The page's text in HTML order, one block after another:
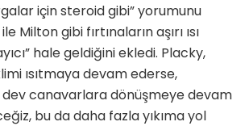
için steroid gibi” yorumunu
Milton gibi fırtınaların aşırı ısı
hale geldiğini ekledi. Placky,
ısıtmaya devam ederse,
dev canavarlara dönüşmeye devam
bu da daha fazla yıkıma yol